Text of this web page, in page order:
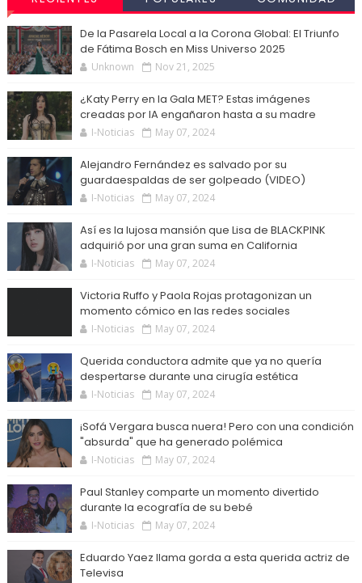
De la Pasarela Local a la Corona Global: El Triunfo
de Fátima Bosch en Miss Universo 2025
Unknown Nov 21, 2025
¿Katy Perry en la Gala MET? Estas imágenes
creadas por IA engañaron hasta a su madre
I-Noticias May 07, 2024
Alejandro Fernández es salvado por su
guardaespaldas de ser golpeado (VIDEO)
I-Noticias May 07, 2024
Así es la lujosa mansión que Lisa de BLACKPINK
adquirió por una gran suma en California
I-Noticias May 07, 2024
Victoria Ruffo y Paola Rojas protagonizan un
momento cómico en las redes sociales
I-Noticias May 07, 2024
Querida conductora admite que ya no quería
despertarse durante una cirugía estética
I-Noticias May 07, 2024
¡Sofá Vergara busca nuera! Pero con una condición
"absurda" que ha generado polémica
I-Noticias May 07, 2024
Paul Stanley comparte un momento divertido
durante la ecografía de su bebé
I-Noticias May 07, 2024
Eduardo Yaez llama gorda a esta querida actriz de
Televisa